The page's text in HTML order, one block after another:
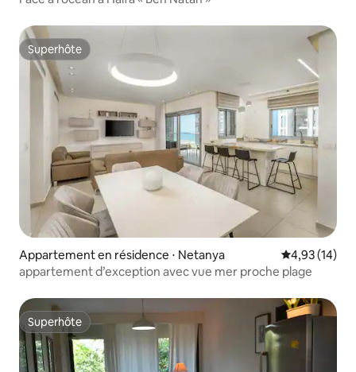
Superhôte
Superhôte
Appartement en résidence ⋅ Netanya Évaluation
4,93 (14)
appartement d’exception avec vue mer proche plage
Superhôte
Superhôte